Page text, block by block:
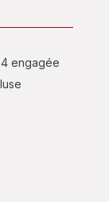
engagée